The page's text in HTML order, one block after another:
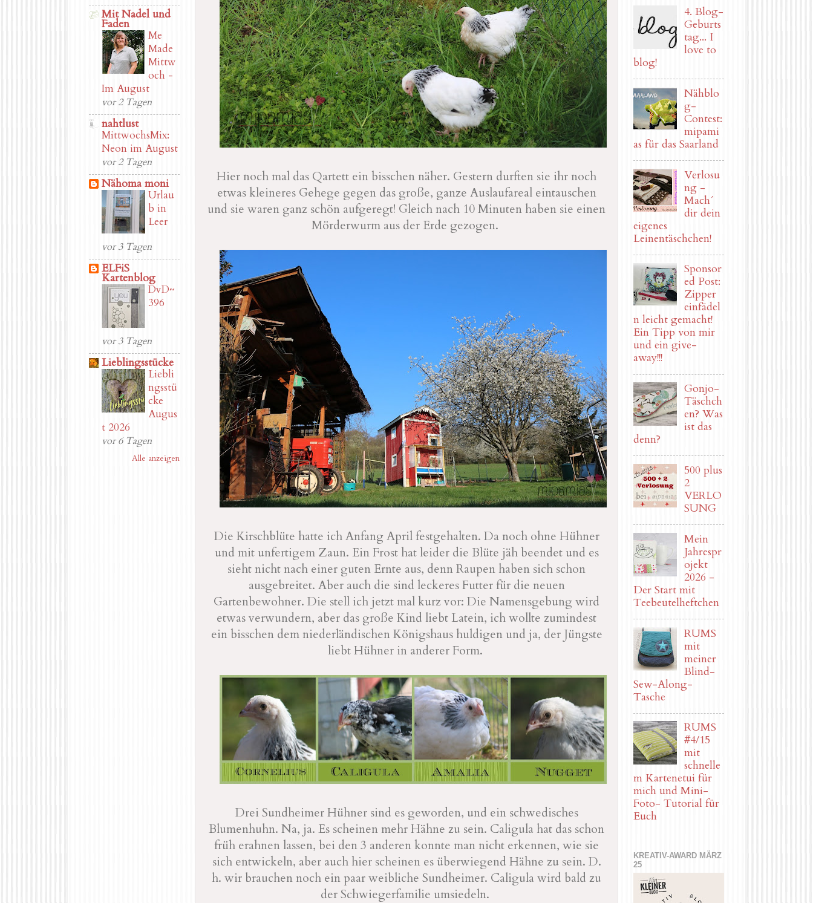
Hier noch mal das Qartett ein bisschen näher. Gestern durften sie ihr noch
etwas kleineres Gehege gegen das große, ganze Auslaufareal eintauschen
und sie waren ganz schön aufgeregt! Gleich nach 10 Minuten haben sie einen
Mörderwurm aus der Erde gezogen.
Die Kirschblüte hatte ich Anfang April festgehalten. Da noch ohne Hühner
und mit unfertigem Zaun. Ein Frost hat leider die Blüte jäh beendet und es
sieht nicht nach einer guten Ernte aus, denn Raupen haben sich schon
ausgebreitet. Aber auch die sind leckeres Futter für die neuen
Gartenbewohner. Die stell ich jetzt mal kurz vor: Die Namensgebung wird
etwas verwundern, aber das große Kind liebt Latein, ich wollte zumindest
ein bisschen dem niederländischen Königshaus huldigen und ja, der Jüngste
liebt Hühner in anderer Form.
Drei Sundheimer Hühner sind es geworden, und ein schwedisches
Blumenhuhn. Na, ja. Es scheinen mehr Hähne zu sein. Caligula hat das schon
früh erahnen lassen, bei den 3 anderen konnte man nicht erkennen, wie sie
sich entwickeln, aber auch hier scheinen es überwiegend Hähne zu sein. D.
h. wir brauchen noch ein paar weibliche Sundheimer. Caligula wird bald zu
der Schwiegerfamilie umsiedeln.
Mit Nadel und
Faden
Me
Made
Mittw
och -
Im August
vor 2 Tagen
nahtlust
MittwochsMix:
Neon im August
vor 2 Tagen
Nähoma moni
Urlau
b in
Leer
vor 3 Tagen
ELFiS
Kartenblog
DvD~
396
vor 3 Tagen
Lieblingsstücke
Liebli
ngsstü
cke
Augus
t 2026
vor 6 Tagen
Alle anzeigen
4. Blog-
Geburts
tag... I
love to
blog!
Nähblo
g-
Contest:
mipami
as für das Saarland
Verlosu
ng -
Mach´
dir dein
eigenes
Leinentäschchen!
Sponsor
ed Post:
Zipper
einfädel
n leicht gemacht!
Ein Tipp von mir
und ein give-
away!!!
Gonjo-
Täschch
en? Was
ist das
denn?
500 plus
2
VERLO
SUNG
Mein
Jahrespr
ojekt
2026 -
Der Start mit
Teebeutelheftchen
RUMS
mit
meiner
Blind-
Sew-Along-
Tasche
RUMS
#4/15
mit
schnelle
m Kartenetui für
mich und Mini-
Foto- Tutorial für
Euch
KREATIV-AWARD MÄRZ
25